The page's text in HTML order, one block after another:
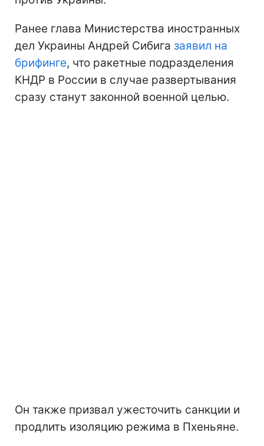
Ранее глава Министерства иностранных
дел Украины Андрей Сибига заявил на
брифинге, что ракетные подразделения
КНДР в России в случае развертывания
сразу станут законной военной целью.
Он также призвал ужесточить санкции и
продлить изоляцию режима в Пхеньяне.